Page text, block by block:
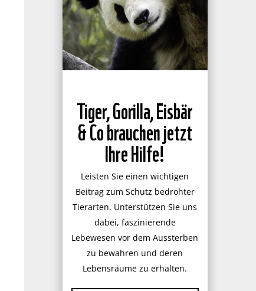
Tiger, Gorilla, Eisbär
& Co brauchen jetzt
Ihre Hilfe!
Leisten Sie einen wichtigen
Beitrag zum Schutz bedrohter
Tierarten. Unterstützen Sie uns
dabei, faszinierende
Lebewesen vor dem Aussterben
zu bewahren und deren
Lebensräume zu erhalten.